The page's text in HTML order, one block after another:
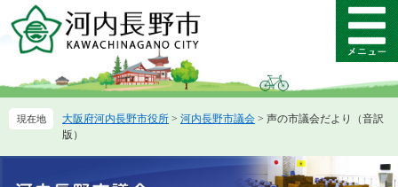
ー
先
ニ
を
て
メ
ニ
ー
大阪府河内長野市役所 > 河内長野市議会 > 声の市議会だより（音訳
版）